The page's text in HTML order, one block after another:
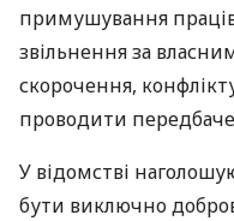
примушування
звільнення за
скорочення,
проводити
У відомстві
бути виключно